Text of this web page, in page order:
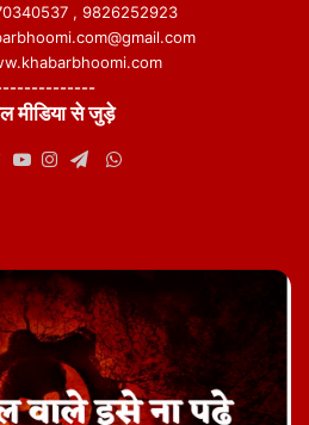
, 9826252923
मीडिया से जुड़े
WhatsApp